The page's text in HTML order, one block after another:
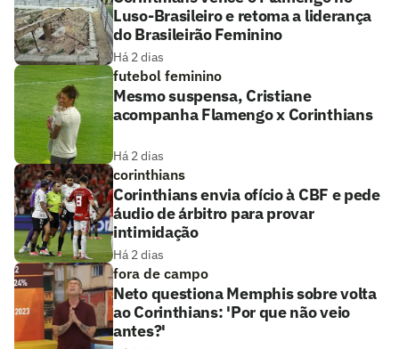
Luso-Brasileiro e retoma a liderança
do Brasileirão Feminino
Há 2 dias
futebol feminino
Mesmo suspensa, Cristiane
acompanha Flamengo x Corinthians
Há 2 dias
corinthians
Corinthians envia ofício à CBF e pede
áudio de árbitro para provar
intimidação
Há 2 dias
fora de campo
Neto questiona Memphis sobre volta
ao Corinthians: 'Por que não veio
antes?'